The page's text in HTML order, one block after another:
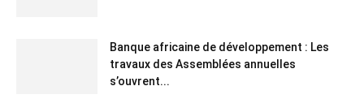
Banque africaine de développement : Les
travaux des Assemblées annuelles
s’ouvrent...